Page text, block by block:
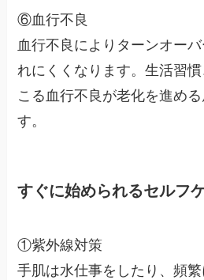
⑥血行不良
血行不良によりターンオー
れにくくなります。生活習
こる血行不良が老化を進め
す。
すぐに始められるセルフ
①紫外線対策
手肌は水仕事をしたり、頻